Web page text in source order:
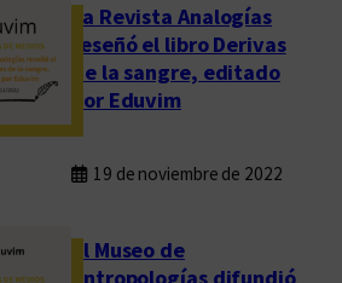
La Revista Analogías
reseñó el libro Derivas
de la sangre, editado
por Eduvim
19 de noviembre de 2022
El Museo de
Antropologías difundió